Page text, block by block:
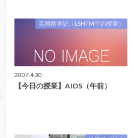
英国留学記（LSHTMでの授業）
2007.4.30
【今日の授業】AIDS（午前）